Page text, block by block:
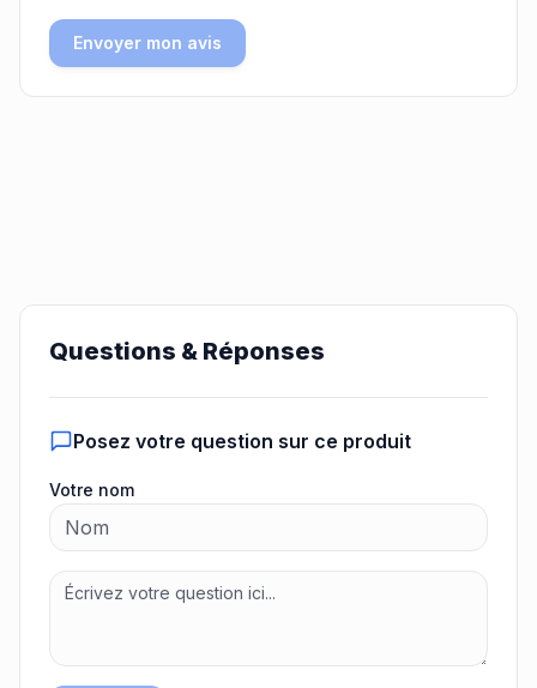
Envoyer mon avis
Questions & Réponses
Posez votre question sur ce produit
Votre nom